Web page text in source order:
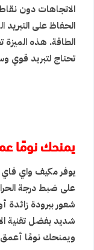
الاتجاهات دون
الحفاظ على
الطاقة. هذه الميزة
تحتاج لتبريد قوي
يمنحك نومًا
يوفر مكيف واي
على ضبط درجة
شعور ببرودة زائدة
شديد بفضل تقنية
ويمنحك نومًا أعمق